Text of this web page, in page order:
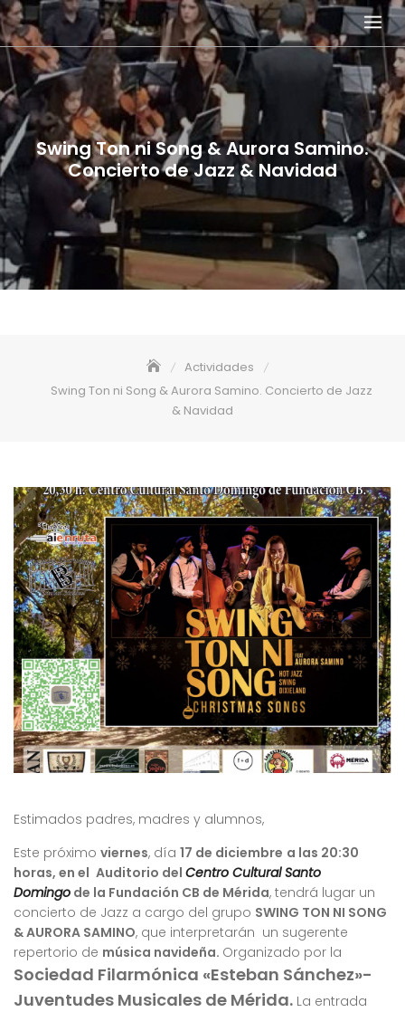
Skip
to
content
Swing Ton ni Song & Aurora Samino.
Concierto de Jazz & Navidad
Actividades
Swing Ton ni Song & Aurora Samino. Concierto de Jazz
& Navidad
Estimados padres, madres y alumnos,
Este próximo viernes, día 17 de diciembre a las 20:30
horas, en el Auditorio del Centro Cultural Santo
Domingo de la Fundación CB de Mérida, tendrá lugar un
concierto de Jazz a cargo del grupo SWING TON NI SONG
& AURORA SAMINO, que interpretarán un sugerente
repertorio de música navideña. Organizado por la
Sociedad Filarmónica «Esteban Sánchez»-
Juventudes Musicales de Mérida. La entrada